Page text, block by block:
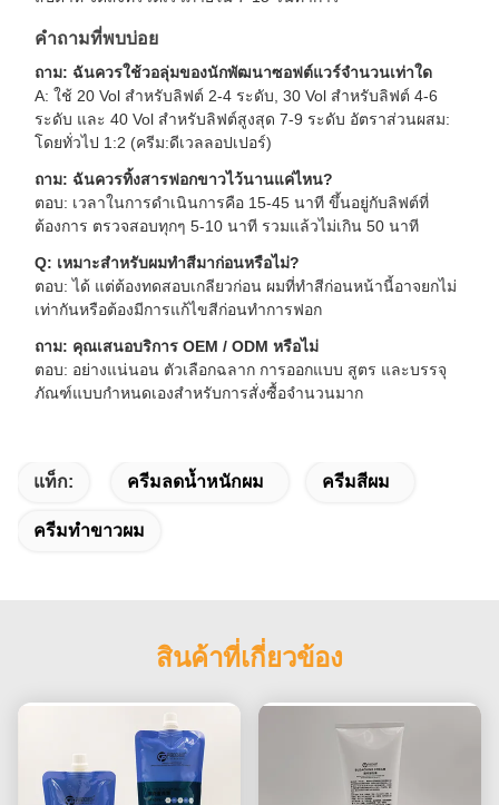
คำถามที่พบบ่อย
ถาม: ฉันควรใช้วอลุ่มของนักพัฒนาซอฟต์แวร์จำนวนเท่าใด
A: ใช้ 20 Vol สำหรับลิฟต์ 2-4 ระดับ, 30 Vol สำหรับลิฟต์ 4-6
ระดับ และ 40 Vol สำหรับลิฟต์สูงสุด 7-9 ระดับ อัตราส่วนผสม:
โดยทั่วไป 1:2 (ครีม:ดีเวลลอปเปอร์)
ถาม: ฉันควรทิ้งสารฟอกขาวไว้นานแค่ไหน?
ตอบ: เวลาในการดำเนินการคือ 15-45 นาที ขึ้นอยู่กับลิฟต์ที่
ต้องการ ตรวจสอบทุกๆ 5-10 นาที รวมแล้วไม่เกิน 50 นาที
Q: เหมาะสำหรับผมทำสีมาก่อนหรือไม่?
ตอบ: ได้ แต่ต้องทดสอบเกลียวก่อน ผมที่ทำสีก่อนหน้านี้อาจยกไม่
เท่ากันหรือต้องมีการแก้ไขสีก่อนทำการฟอก
ถาม: คุณเสนอบริการ OEM / ODM หรือไม่
ตอบ: อย่างแน่นอน ตัวเลือกฉลาก การออกแบบ สูตร และบรรจุ
ภัณฑ์แบบกำหนดเองสำหรับการสั่งซื้อจำนวนมาก
แท็ก: ครีมลดน้ำหนักผม ครีมสีผม
ครีมทําขาวผม
สินค้าที่เกี่ยวข้อง